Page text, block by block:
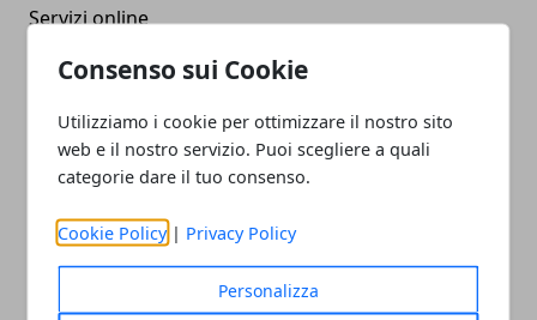
Consenso sui Cookie
Utilizziamo i cookie per ottimizzare il nostro sito
web e il nostro servizio. Puoi scegliere a quali
categorie dare il tuo consenso.
Cookie Policy | Privacy Policy
Personalizza
Servizi online
How To - Come Fare
Smartphone
iPhone
Apple
Videogames
Streaming
Android
Musica